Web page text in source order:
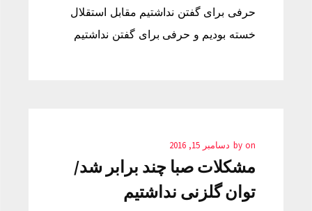
حرفی برای گفتن نداشتیم مقابل استقلال
خسته بودیم و حرفی برای گفتن نداشتیم
by on دسامبر 15, 2016
مشکلات صبا چند برابر شد/
توان گلزنی نداشتیم